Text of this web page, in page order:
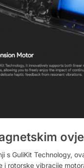
s GuliKit Technology,
i rotorske vibracije